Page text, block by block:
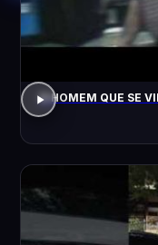
O HOMEM QUE SE